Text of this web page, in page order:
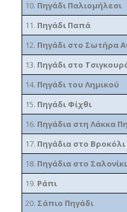
10. Πηγάδι Παλιομήλεσι
11. Πηγάδι Παπά
12. Πηγάδι στο Σωτήρα
13. Πηγάδι στο
14. Πηγάδι του Λημικού
15. Πηγάδι Φίχθι
16. Πηγάδια στη Λάκκα
17. Πηγάδια στο Βροκόλι
18. Πηγάδια στο Σαλονίκι
19. Ράπι
20. Σάπιο Πηγάδι